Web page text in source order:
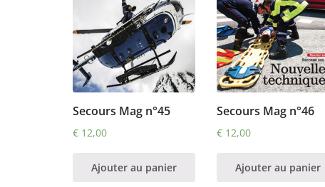
Secours Mag n°45
€ 12,00
Ajouter au panier
Secours Mag n°46
€12,00
Ajouter au panier